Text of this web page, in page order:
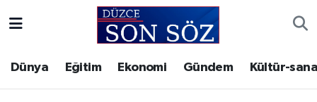
Dünya Eğitim Ekonomi Gündem Kültür-
Gizlilik Sözleşmesi
Akçakoca Hava Durumu